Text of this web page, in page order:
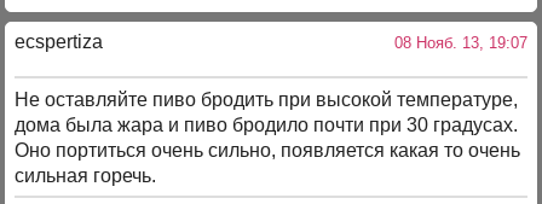
ecspertiza 08 Нояб. 13, 19:07
Не оставляйте пиво бродить при высокой температуре,
дома была жара и пиво бродило почти при 30 градусах.
Оно портиться очень сильно, появляется какая то очень
сильная горечь.